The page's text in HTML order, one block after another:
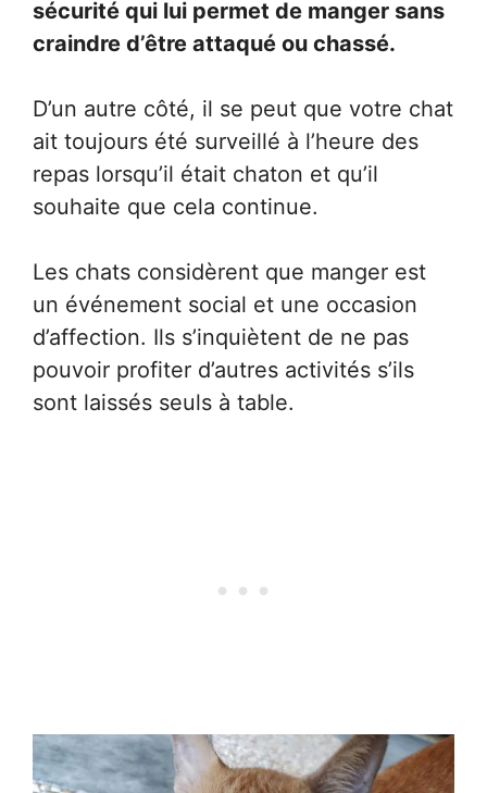
sécurité qui lui permet de manger sans
craindre d’être attaqué ou chassé.
D’un autre côté, il se peut que votre chat
ait toujours été surveillé à l’heure des
repas lorsqu’il était chaton et qu’il
souhaite que cela continue.
Les chats considèrent que manger est
un événement social et une occasion
d’affection. Ils s’inquiètent de ne pas
pouvoir profiter d’autres activités s’ils
sont laissés seuls à table.